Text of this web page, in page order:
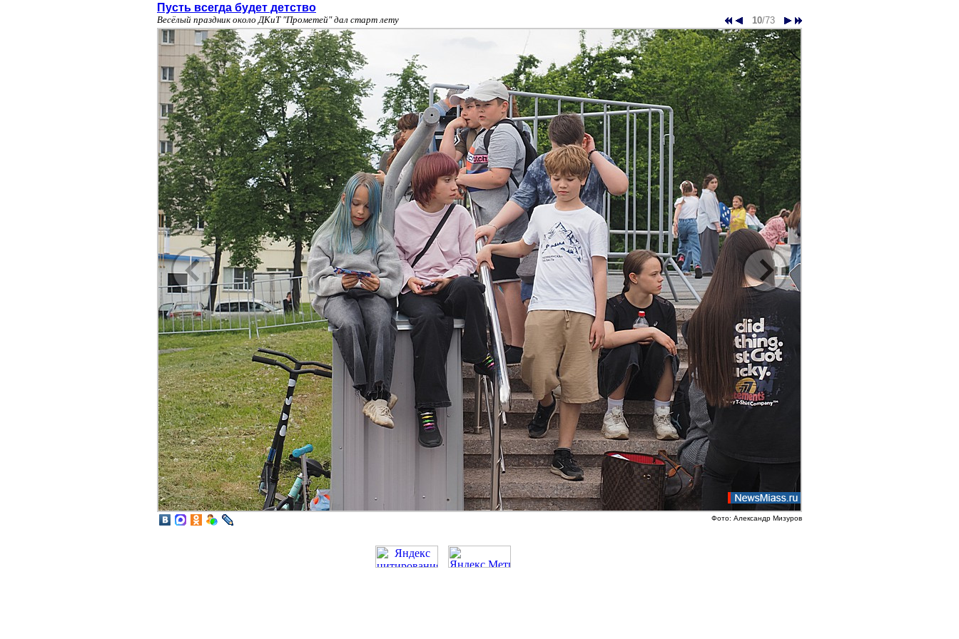
Пусть всегда будет детство
Весёлый праздник около ДКиТ "Прометей" дал старт лету 10/73
Фото: Александр Мизуров